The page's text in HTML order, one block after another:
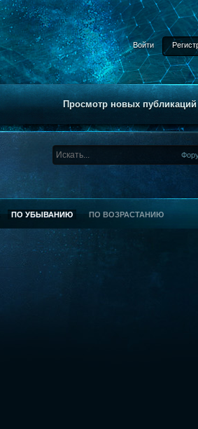
Войти
Просмотр новых публикаций
ПО УБЫВАНИЮ ПО ВОЗРАСТАНИЮ